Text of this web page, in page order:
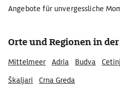
Angebote für unvergessliche
Orte und Regionen in
Mittelmeer Adria Budva
Škaljari
Crna Greda